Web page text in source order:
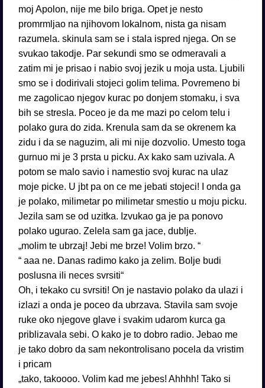
moj Apolon, nije me bilo briga. Opet je nesto
promrmljao na njihovom lokalnom, nista ga nisam
razumela. skinula sam se i stala ispred njega. On se
svukao takodje. Par sekundi smo se odmeravali a
zatim mi je prisao i nabio svoj jezik u moja usta. Ljubili
smo se i dodirivali stojeci golim telima. Povremeno bi
me zagolicao njegov kurac po donjem stomaku, i sva
bih se stresla. Poceo je da me mazi po celom telu i
polako gura do zida. Krenula sam da se okrenem ka
zidu i da se naguzim, ali mi nije dozvolio. Umesto toga
gurnuo mi je 3 prsta u picku. Ax kako sam uzivala. A
potom se malo savio i namestio svoj kurac na ulaz
moje picke. U jbt pa on ce me jebati stojeci! I onda ga
je polako, milimetar po milimetar smestio u moju picku.
Jezila sam se od uzitka. Izvukao ga je pa ponovo
polako ugurao. Zelela sam ga jace, dublje.
„molim te ubrzaj! Jebi me brze! Volim brzo. “
“ aaa ne. Danas radimo kako ja zelim. Bolje budi
poslusna ili neces svrsiti“
Oh, i tekako cu svrsiti! On je nastavio polako da ulazi i
izlazi a onda je poceo da ubrzava. Stavila sam svoje
ruke oko njegove glave i svakim udarom kurca ga
priblizavala sebi. O kako je to dobro radio. Jebao me
je tako dobro da sam nekontrolisano pocela da vristim
i pricam
„tako, takoooo. Volim kad me jebes! Ahhhh! Tako si